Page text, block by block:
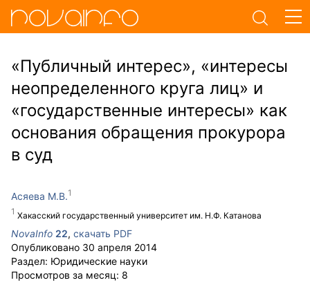
«Публичный интерес», «интересы
неопределенного круга лиц» и
«государственные интересы» как
основания обращения прокурора
в суд
Асяева М.В.
Хакасский государственный университет им. Н.Ф. Катанова
NovaInfo 22, скачать PDF
Опубликовано 30 апреля 2014
Раздел: Юридические науки
Просмотров за месяц: 8